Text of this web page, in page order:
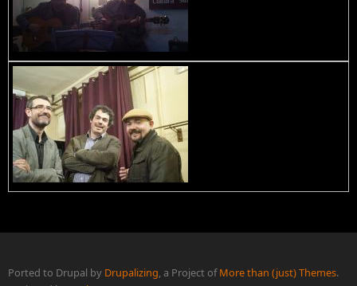
Ported to Drupal by Drupalizing, a Project ofMore than (just) Themes.